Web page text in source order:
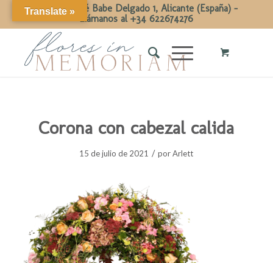
Calle Dr José Babe Delgado 1, Alicante (España) -
Llámanos al +34 622674276
Corona con cabezal calida
15 de julio de 2021 / porArlett
Translate »